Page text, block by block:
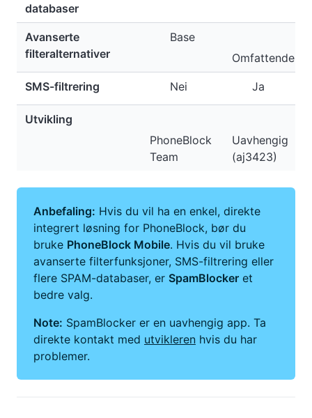
databaser
Avanserte
filteralternativer
Base
Omfattende
SMS-filtrering Nei Ja
Utvikling
PhoneBlock
Team
Uavhengig
(aj3423)
Anbefaling: Hvis du vil ha en enkel, direkte
integrert løsning for PhoneBlock, bør du
bruke PhoneBlock Mobile. Hvis du vil bruke
avanserte filterfunksjoner, SMS-filtrering eller
flere SPAM-databaser, er SpamBlocker et
bedre valg.
Note: SpamBlocker er en uavhengig app. Ta
direkte kontakt med utvikleren hvis du har
problemer.